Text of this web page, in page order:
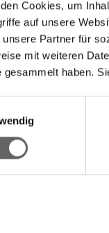
Cookies, um
auf unsere
unsere Partner für
mit weiteren
gesammelt haben.